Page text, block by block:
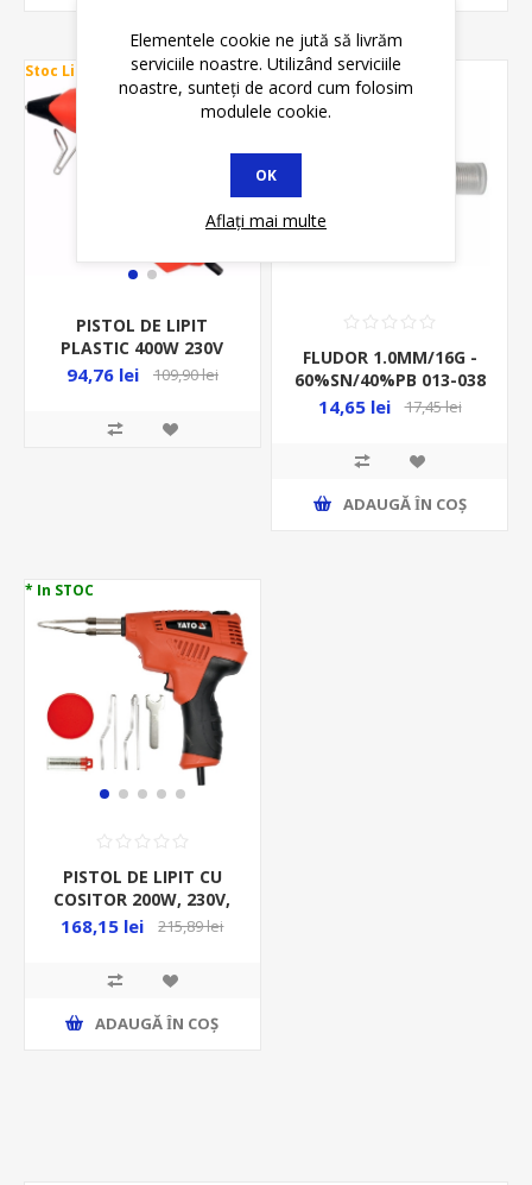
Stoc Limitat
PISTOL DE LIPIT
PLASTIC 400W 230V
,PENTRU REZERVA
94,76 lei 109,90 lei
* In STOC
FLUDOR 1.0MM/16G -
60%SN/40%PB 013-038
14,65 lei 17,45 lei
ADAUGĂ ȊN COŞ
* In STOC
PISTOL DE LIPIT CU
COSITOR 200W, 230V,
168,15 lei 215,89 lei
ADAUGĂ ȊN COŞ
Elementele cookie ne jută să livrăm
serviciile noastre. Utilizând serviciile
noastre, sunteți de acord cum folosim
modulele cookie.
OK
Aflați mai multe